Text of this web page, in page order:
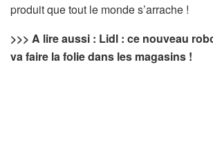
produit que tout le monde s’arrache !
>>> A lire aussi : Lidl : ce nouveau
va faire la folie dans les magasins !